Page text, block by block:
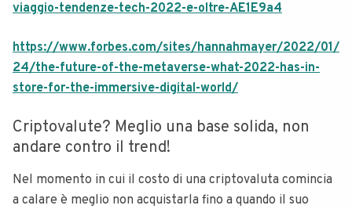
viaggio-tendenze-tech-2022-e-oltre-AE1E9a4
https://www.forbes.com/sites/hannahmayer/2022/01/
24/the-future-of-the-metaverse-what-2022-has-in-
store-for-the-immersive-digital-world/
Criptovalute? Meglio una base solida, non
andare contro il trend!
Nel momento in cui il costo di una criptovaluta comincia
a calare è meglio non acquistarla fino a quando il suo